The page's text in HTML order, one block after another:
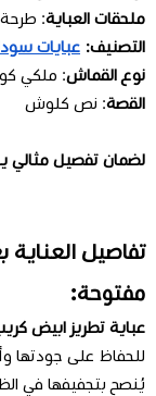
ملحقات العباية: طرحة.
التصنيف: عبايات
نوع القماش: ملكي
القصة: نص كلوش
لضمان تفصيل مثالي
تفاصيل العناية
مفتوحة:
عباية تطريز ابيض
للحفاظ على جودتها
يُنصح بتجفيفها في